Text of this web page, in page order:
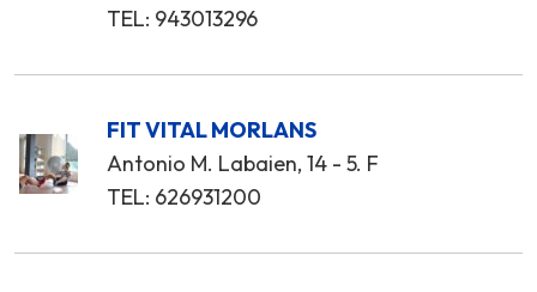
TEL: 943013296
FIT VITAL MORLANS
Antonio M. Labaien, 14 - 5. F
TEL: 626931200